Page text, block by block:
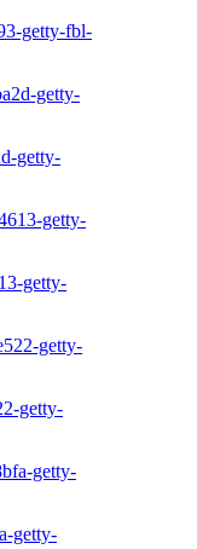
getty-fbl-
getty-
getty-
getty-
getty-